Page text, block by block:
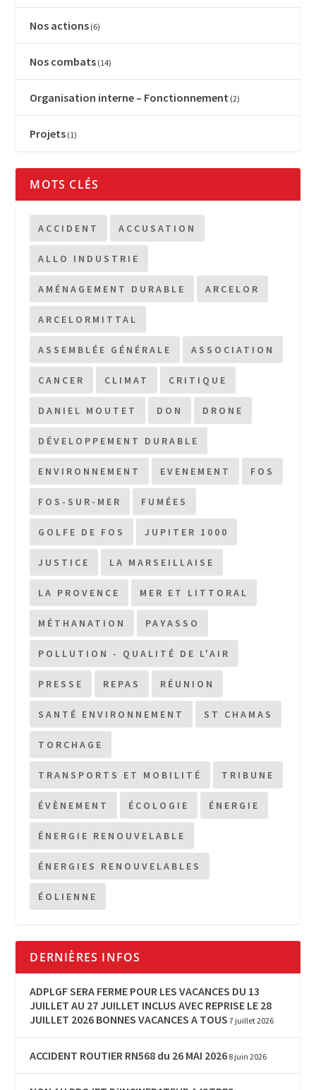
Nos actions (6)
Nos combats (14)
Organisation interne – Fonctionnement (2)
Projets (1)
MOTS CLÉS
ACCIDENT ACCUSATION
ALLO INDUSTRIE
AMÉNAGEMENT DURABLE ARCELOR
ARCELORMITTAL
ASSEMBLÉE GÉNÉRALE ASSOCIATION
CANCER CLIMAT CRITIQUE
DANIEL MOUTET DON DRONE
DÉVELOPPEMENT DURABLE
ENVIRONNEMENT EVENEMENT FOS
FOS-SUR-MER FUMÉES
GOLFE DE FOS JUPITER 1000
JUSTICE LA MARSEILLAISE
LA PROVENCE MER ET LITTORAL
MÉTHANATION PAYASSO
POLLUTION - QUALITÉ DE L'AIR
PRESSE REPAS RÉUNION
SANTÉ ENVIRONNEMENT ST CHAMAS
TORCHAGE
TRANSPORTS ET MOBILITÉ TRIBUNE
ÉVÈNEMENT ÉCOLOGIE ÉNERGIE
ÉNERGIE RENOUVELABLE
ÉNERGIES RENOUVELABLES
ÉOLIENNE
DERNIÈRES INFOS
ADPLGF SERA FERME POUR LES VACANCES DU 13
JUILLET AU 27 JUILLET INCLUS AVEC REPRISE LE 28
JUILLET 2026 BONNES VACANCES A TOUS 7 juillet 2026
ACCIDENT ROUTIER RN568 du 26 MAI 2026 8 juin 2026